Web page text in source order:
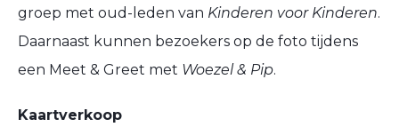
groep met oud-leden van Kinderen voor Kinderen.
Daarnaast kunnen bezoekers op de foto tijdens
een Meet & Greet met Woezel & Pip.
Kaartverkoop